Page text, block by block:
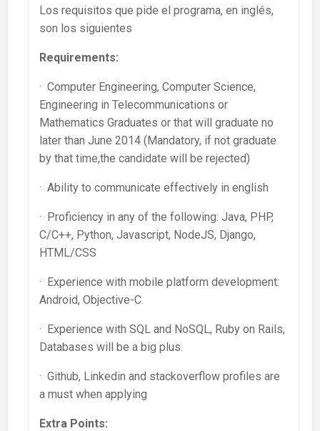
Los requisitos que pide el programa, en inglés,
son los siguientes
Requirements:
· Computer Engineering, Computer Science,
Engineering in Telecommunications or
Mathematics Graduates or that will graduate no
later than June 2014 (Mandatory, if not graduate
by that time,the candidate will be rejected)
· Ability to communicate effectively in english
· Proficiency in any of the following: Java, PHP,
C/C++, Python, Javascript, NodeJS, Django,
HTML/CSS
· Experience with mobile platform development:
Android, Objective-C.
· Experience with SQL and NoSQL, Ruby on Rails,
Databases will be a big plus.
· Github, Linkedin and stackoverflow profiles are
a must when applying
Extra Points: